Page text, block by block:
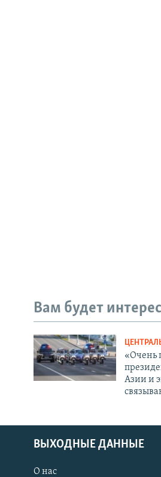
Вам будет
«Очень
Азии и
ВЫХОДНЫЕ ДАННЫЕ
О нас